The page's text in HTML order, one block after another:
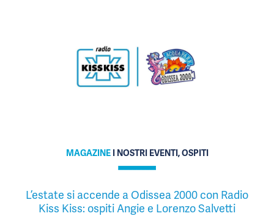
MAGAZINE I NOSTRI EVENTI, OSPITI
L’estate si accende a Odissea 2000 con Radio
Kiss Kiss: ospiti Angie e Lorenzo Salvetti